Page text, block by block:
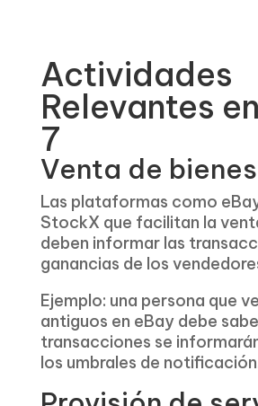
Actividades
Relevantes
7
Venta de bienes
Las plataformas como
StockX que facilitan la
deben informar las
ganancias de los
Ejemplo: una persona que
antiguos en eBay debe
transacciones se
los umbrales de